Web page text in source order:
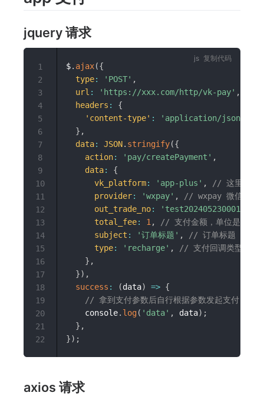
jquery 请求
$. ajax({
type: 'POST' ,
url : 'https://xxx.com/http/vk-pay' ,
headers :
{
'content-type' :
'application/
} ,
data: JSON. stringify({
action: 'pay/createPayment' ,
data:
{
vk_platform: 'app-plus' ,
// 这里固定
provider: 'wxpay' ,
// wxpay 微信支
out_trade_no: 'test202405230001'
total_fee: 1,
// 支付金额，单位是分，
subject : '订单标题' ,
// 订单标题
type: 'recharge' ,
// 支付回调类型
} ,
}) ,
success : (data) => {
// 拿到支付参数后自行根据参数发起支付
    console
. log( 'data' , data) ;
} ,
}) ;
1
2
3
4
5
6
7
8
9
10
11
12
13
14
15
16
17
18
19
20
21
22
复制代码
axios 请求